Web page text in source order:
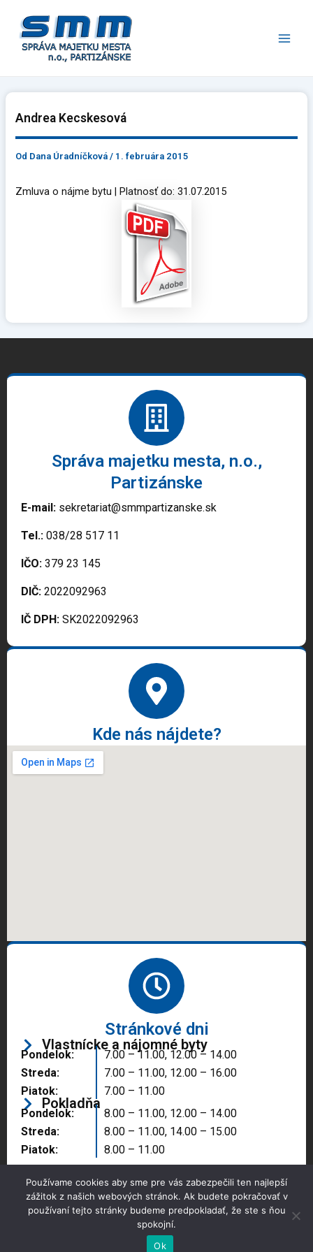
obsah
Andrea Kecskesová
Od Dana Úradníčková/ 1. februára 2015
Zmluva o nájme bytu | Platnosť do: 31.07.2015
Správa majetku mesta, n.o.,
Partizánske
E-mail: sekretariat@smmpartizanske.sk
Tel.: 038/28 517 11
IČO: 379 23 145
DIČ: 2022092963
IČ DPH: SK2022092963
Kde nás nájdete?
Stránkové dni
Vlastnícke a nájomné byty
Pondelok:
Streda:
Piatok:
7.00 – 11.00, 12.00 – 14.00
7.00 – 11.00, 12.00 – 16.00
7.00 – 11.00
Pokladňa
Pondelok:
Streda:
Piatok:
8.00 – 11.00, 12.00 – 14.00
8.00 – 11.00, 14.00 – 15.00
8.00 – 11.00
Copyright © 2025 Správa majetku mesta, n.o.,
Partizánske
Používame cookies aby sme pre vás zabezpečili ten najlepší
zážitok z našich webových stránok. Ak budete pokračovať v
používaní tejto stránky budeme predpokladať, že ste s ňou
spokojní.
Ok